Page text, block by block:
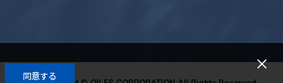
同意する Copyright © OILES CORPORATION All Rights Reserved.